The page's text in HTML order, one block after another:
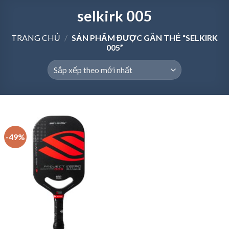
selkirk 005
TRANG CHỦ / SẢN PHẨM ĐƯỢC GẮN THẺ “SELKIRK
005”
-49%